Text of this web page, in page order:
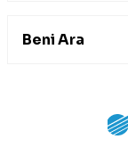
Beni Ara